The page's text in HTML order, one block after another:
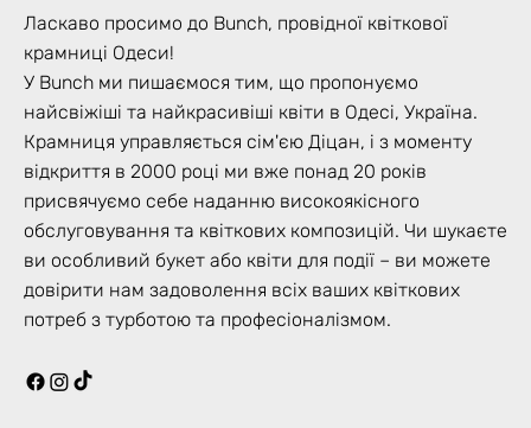
Ласкаво просимо до Bunch, провідної квіткової
крамниці Одеси!
У Bunch ми пишаємося тим, що пропонуємо
найсвіжіші та найкрасивіші квіти в Одесі, Україна.
Крамниця управляється сім'єю Діцан, і з моменту
відкриття в 2000 році ми вже понад 20 років
присвячуємо себе наданню високоякісного
обслуговування та квіткових композицій. Чи шукаєте
ви особливий букет або квіти для події – ви можете
довірити нам задоволення всіх ваших квіткових
потреб з турботою та професіоналізмом.